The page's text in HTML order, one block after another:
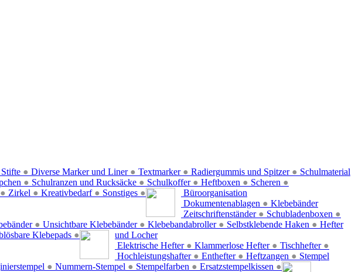
● Diverse Marker und Liner ● Textmarker ● Radiergummis und Spitzer ● Schulmaterial
● Schulranzen und Rucksäcke ● Schulkoffer ● Heftboxen ● Scheren ●
● Zirkel ● Kreativbedarf ● Sonstiges ●
Büroorganisation
Dokumentenablagen ●
Zeitschriftenständer ● Schubladenboxen ●
Klebebänder
● Unsichtbare Klebebänder ● Klebebandabroller ● Selbstklebende Haken ●
Klebepads ●
Hefter
und Locher
Elektrische Hefter ● Klammerlose Hefter ● Tischhefter ●
Hochleistungshafter ● Enthefter ● Heftzangen ● Stempel
● Nummern-Stempel ● Stempelfarben ● Ersatzstempelkissen ●